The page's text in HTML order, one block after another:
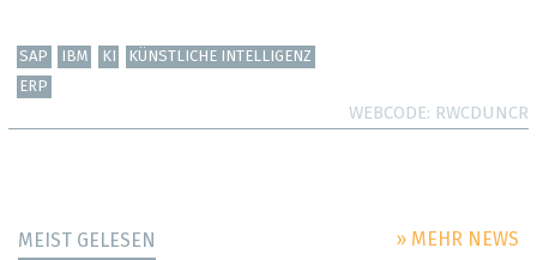
SAP IBM KI
KÜNSTLICHE INTELLIGENZ
ERP
WEBCODE RWCDUNCR
MEIST GELESEN » MEHR NEWS